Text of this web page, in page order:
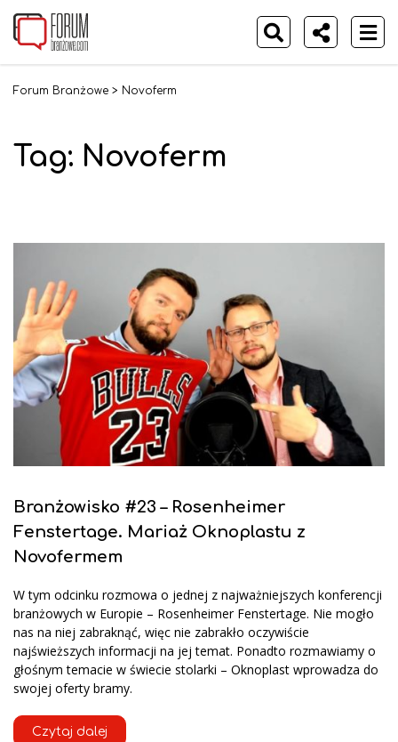
Forum Branżowe > Novoferm
Tag: Novoferm
Branżowisko #23 – Rosenheimer
Fenstertage. Mariaż Oknoplastu z
Novofermem
W tym odcinku rozmowa o jednej z najważniejszych konferencji
branżowych w Europie – Rosenheimer Fenstertage. Nie mogło
nas na niej zabraknąć, więc nie zabrakło oczywiście
najświeższych informacji na jej temat. Ponadto rozmawiamy o
głośnym temacie w świecie stolarki – Oknoplast wprowadza do
swojej oferty bramy.
Czytaj dalej